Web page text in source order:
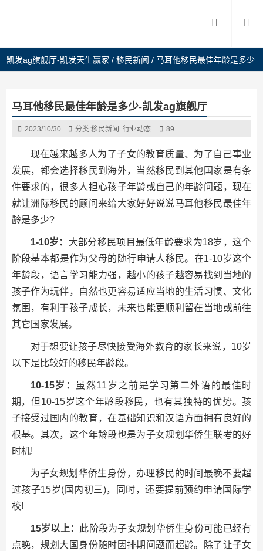
凯发ag旗舰厅-凯发天生赢家 /移民新闻 /马耳他移民最佳年龄是多少
马耳他移民最佳年龄是多少-凯发ag旗舰厅
2023/10/30 分类:移民新闻 行业动态 89
现在越来越多人为了子女的教育质量、为了自己事业
发展，都会选择移民到海外，当然移民到其他国家是有条
件要求的，很多人担心孩子年龄或自己的年龄问题，现在
就让洲际移民的顾问来给大家好好说说马耳他移民最佳年
龄是多少?
1-10岁： 大部分移民项目最低年龄要求为18岁，这个
阶段基本都是作为父母的随行申请人移民。在1-10岁这个
年龄段，语言学习能力强，越小的孩子越容易找到当地的
孩子作为玩伴，自然也更容易适应当地的生活习惯、文化
氛围，有利于孩子成长，未来也能更顺利留在当地或前往
其它国家发展。
对于想要让孩子尽快接受海外教育的家长来说，10岁
以下是比较好的移民年龄段。
10-15岁： 虽然11岁之前是学习第二外语的最佳时
期，但10-15岁这个年龄段移民，也有其独特的优势。孩
子接受过国内的教育，在基础知识和汉语方面拥有良好的
根基。其次，这个年龄段也是为子女规划华侨生联考的好
时机!
为子女规划华侨生身份，办理移民的时间最晚不要超
过孩子15岁(国内初三)，同时，还要提前预约申请国际学
校!
15岁以上：
此阶段为子女规划华侨生身份可能已经有
点晚，规划大国身份随时因排期问题而超龄。除了让子女